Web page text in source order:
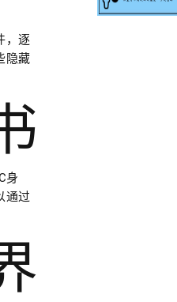
，逐
隐藏
身
通过